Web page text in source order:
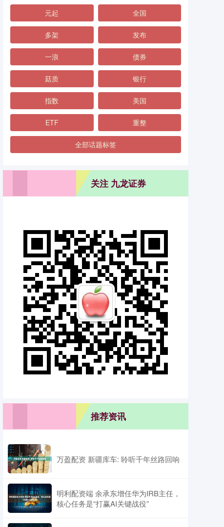
元起 全国
多架 发布
一浪 债券
菇质 银行
指数 美国
ETF 重整
全部话题标签
关注 九龙证券
推荐资讯
万盈配资 新疆库车: 聆听千年丝路回响
明利配资端 余承东增任华为IRB主任，
核心任务是“打赢AI关键战役”